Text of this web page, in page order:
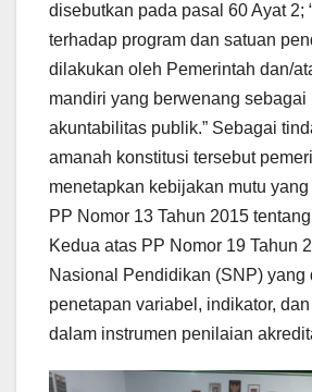
disebutkan pada pasal 60 Ayat 2;
terhadap program dan satuan
dilakukan oleh Pemerintah dan/
mandiri yang berwenang sebagai
akuntabilitas publik.” Sebagai
amanah konstitusi tersebut
menetapkan kebijakan mutu
PP Nomor 13 Tahun 2015
Kedua atas PP Nomor 19 Tahun
Nasional Pendidikan (SNP) yang
penetapan variabel, indikator,
dalam instrumen penilaian